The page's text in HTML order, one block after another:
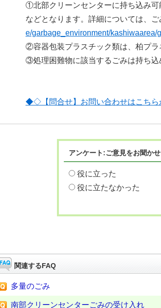
①北部クリーンセンターに持ち込
などとなります。詳細については、
e/garbage_environment/kashiwaarea/
②容器包装プラスチック類は、柏プラ
③処理困難物に該当するごみは持ち込
◆◇【問合せ】お問い合わせはこち
アンケート:ご意見をお聞か
役に立った
役に立たなかった
関連するFAQ
多量のごみ
南部クリーンセンターごみの受け入れ